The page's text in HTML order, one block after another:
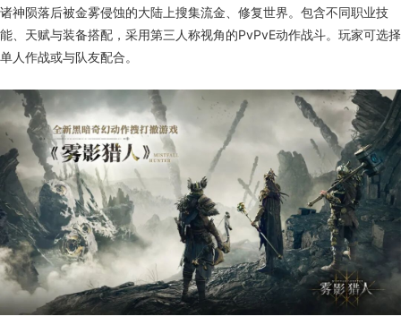
诸神陨落后被金雾侵蚀的大陆上搜集流金、修复世界。包含不同职业技
能、天赋与装备搭配，采用第三人称视角的PvPvE动作战斗。玩家可选择
单人作战或与队友配合。